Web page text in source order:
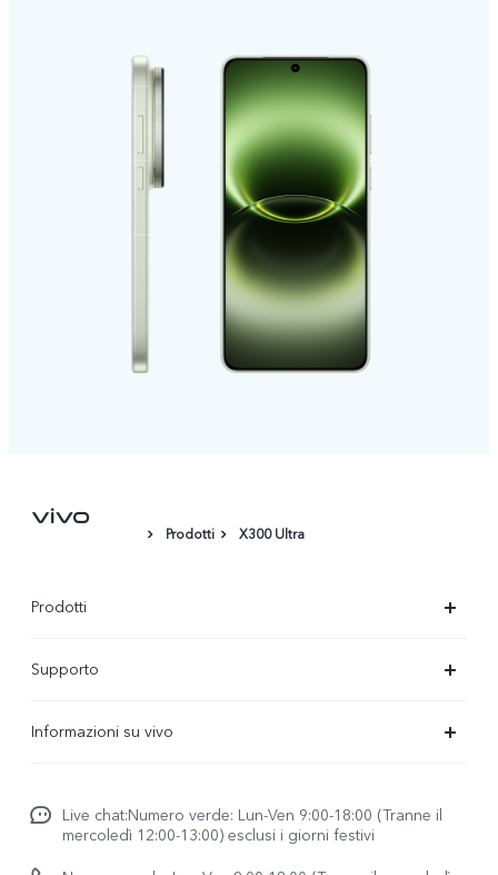
Prodotti X300 Ultra
Prodotti
X300
V70 FE
Supporto
Funtouch OS
Informazioni su vivo
Lavori con noi
Netiquette vivo
Live chat:Numero verde: Lun-Ven 9:00-18:00 (Tranne il
mercoledì 12:00-13:00) esclusi i giorni festivi